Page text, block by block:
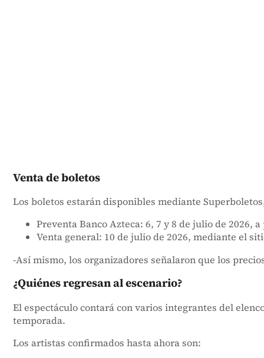
Venta de boletos
Los boletos estarán disponibles mediante
Preventa Banco Azteca: 6, 7 y 8 de julio de 2026,
Venta general: 10 de julio de 2026, mediante el
-Así mismo, los organizadores señalaron que los
¿Quiénes regresan al escenario?
El espectáculo contará con varios integrantes del
temporada.
Los artistas confirmados hasta ahora son: